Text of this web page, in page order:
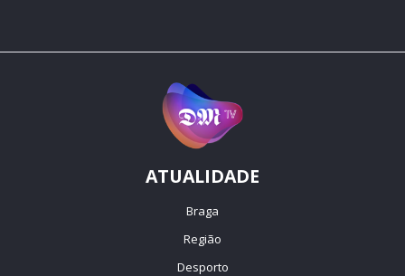
ATUALIDADE
Braga
Região
Desporto